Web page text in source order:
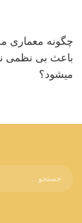
چگونه معماری
باعث بی نظمی
میشود؟